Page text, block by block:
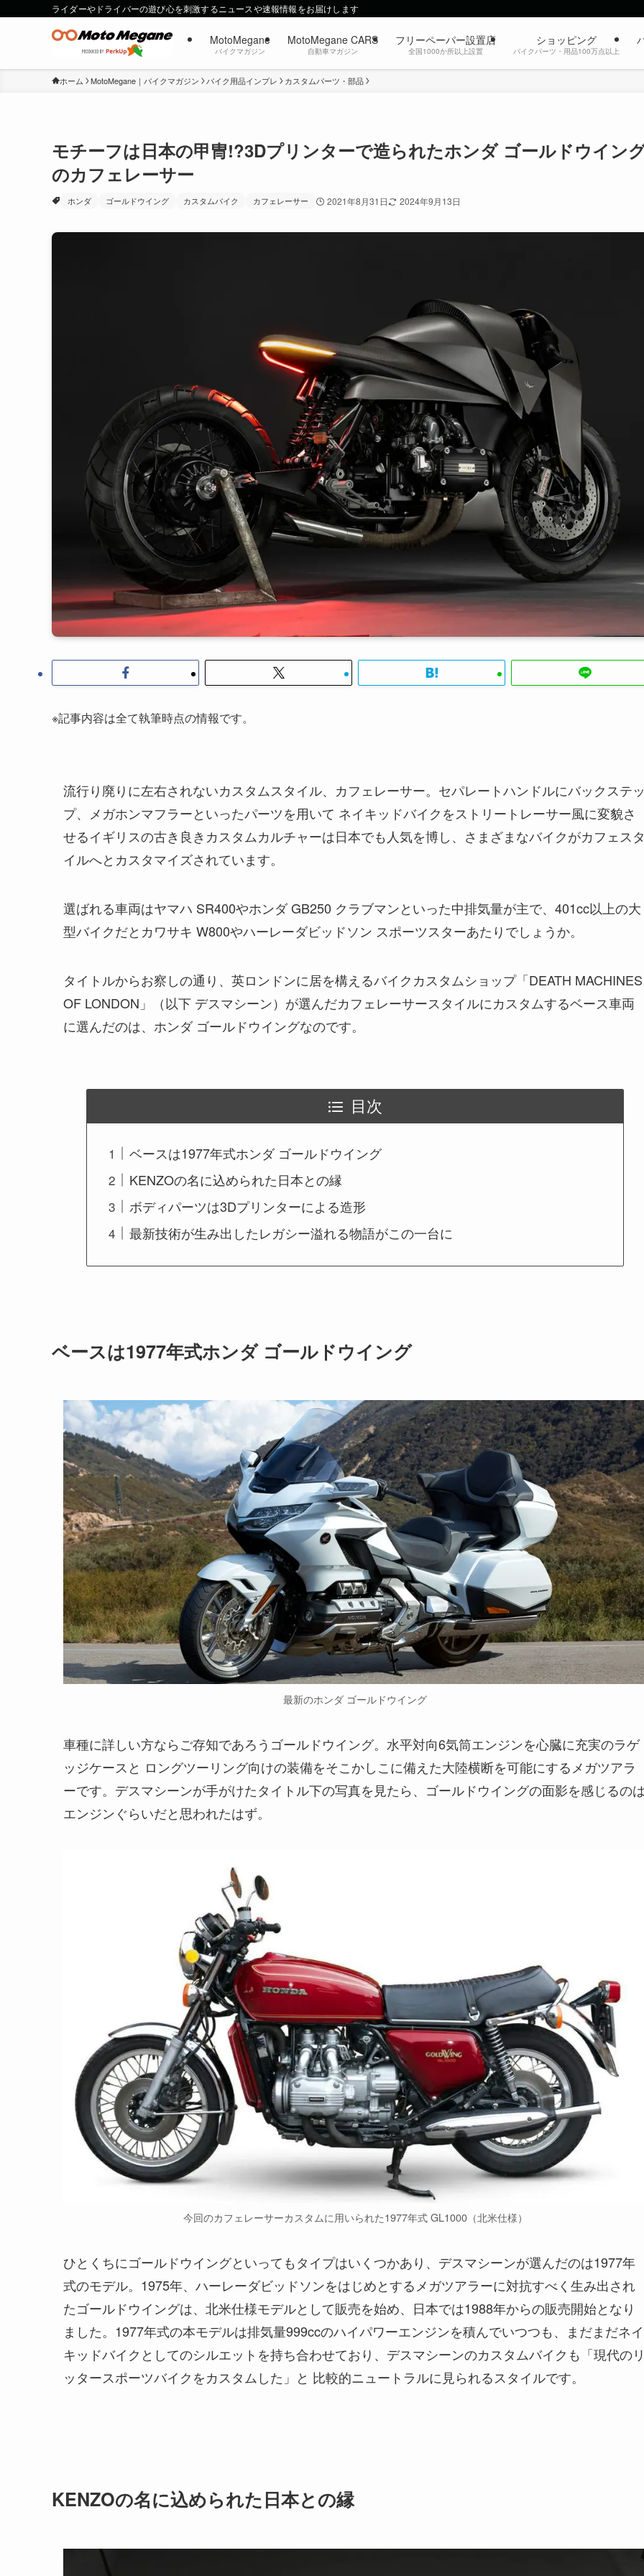
ライダーやドライバーの遊び心を刺激するニュースや速報情報をお届けします
MotoMegane
バイクマガジン
MotoMegane CARS
自動車マガジン
フリーペーパー設置店
全国1000か所以上設置
ショッピング
バイクパーツ・用品100万点以上
ホーム MotoMegane｜バイクマガジン バイク用品インプレ カスタムパーツ・部品
モチーフは日本の甲冑!?3Dプリンターで造られたホンダ ゴールドウイン
のカフェレーサー
ホンダ ゴールドウイング カスタムバイク カフェレーサー 2021年8月31日 2024年9月13日
※記事内容は全て執筆時点の情報です。
流行り廃りに左右されないカスタムスタイル、カフェレーサー。セパレートハンドルにバックステ
プ、メガホンマフラーといったパーツを用いて ネイキッドバイクをストリートレーサー風に変貌さ
せるイギリスの古き良きカスタムカルチャーは日本でも人気を博し、さまざまなバイクがカフェス
イルへとカスタマイズされています。
選ばれる車両はヤマハ SR400やホンダ GB250 クラブマンといった中排気量が主で、401cc以上の大
型バイクだとカワサキ W800やハーレーダビッドソン スポーツスターあたりでしょうか。
タイトルからお察しの通り、英ロンドンに居を構えるバイクカスタムショップ「DEATH MACHINES
OF LONDON」（以下 デスマシーン）が選んだカフェレーサースタイルにカスタムするベース車両
に選んだのは、ホンダ ゴールドウイングなのです。
目次
ベースは1977年式ホンダ ゴールドウイング
KENZOの名に込められた日本との縁
ボディパーツは3Dプリンターによる造形
最新技術が生み出したレガシー溢れる物語がこの一台に
ベースは1977年式ホンダ ゴールドウイング
最新のホンダ ゴールドウイング
車種に詳しい方ならご存知であろうゴールドウイング。水平対向6気筒エンジンを心臓に充実のラゲ
ッジケースと ロングツーリング向けの装備をそこかしこに備えた大陸横断を可能にするメガツアラ
ーです。デスマシーンが手がけたタイトル下の写真を見たら、ゴールドウイングの面影を感じるの
エンジンぐらいだと思われたはず。
今回のカフェレーサーカスタムに用いられた1977年式 GL1000（北米仕様）
ひとくちにゴールドウイングといってもタイプはいくつかあり、デスマシーンが選んだのは1977年
式のモデル。1975年、ハーレーダビッドソンをはじめとするメガツアラーに対抗すべく生み出され
たゴールドウイングは、北米仕様モデルとして販売を始め、日本では1988年からの販売開始となり
ました。1977年式の本モデルは排気量999ccのハイパワーエンジンを積んでいつつも、まだまだネイ
キッドバイクとしてのシルエットを持ち合わせており、デスマシーンのカスタムバイクも「現代の
ッタースポーツバイクをカスタムした」と 比較的ニュートラルに見られるスタイルです。
KENZOの名に込められた日本との縁